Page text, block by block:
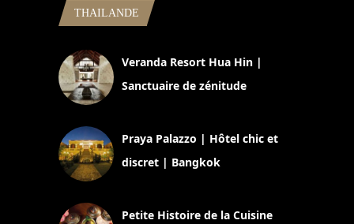
THAILANDE
Veranda Resort Hua Hin |
Sanctuaire de zénitude
Praya Palazzo | Hôtel chic et
discret | Bangkok
Petite Histoire de la Cuisine